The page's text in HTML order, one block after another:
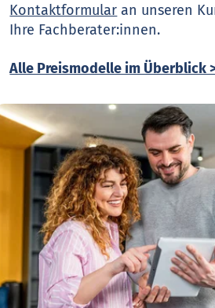
Kontaktformular an unseren
Ihre Fachberater:innen.
Alle Preismodelle im Überblick